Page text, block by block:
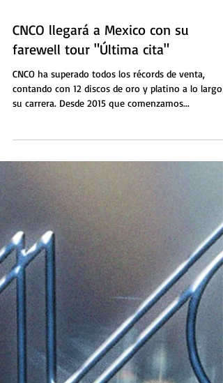
CNCO llegará a Mexico con su
farewell tour "Última cita"
contando con 12 discos de oro y platino a lo largo